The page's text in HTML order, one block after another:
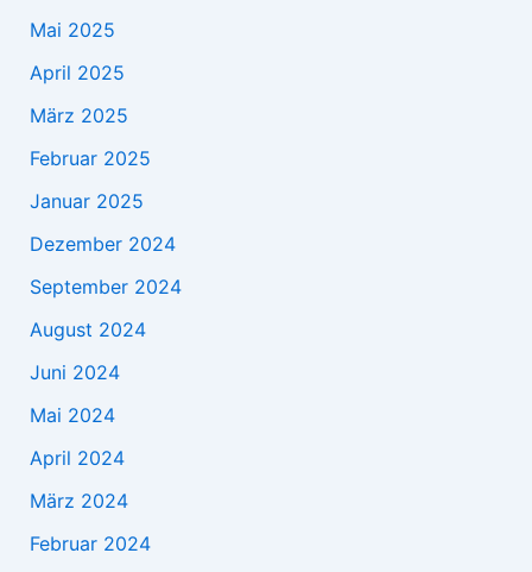
Mai 2025
April 2025
März 2025
Februar 2025
Januar 2025
Dezember 2024
September 2024
August 2024
Juni 2024
Mai 2024
April 2024
März 2024
Februar 2024